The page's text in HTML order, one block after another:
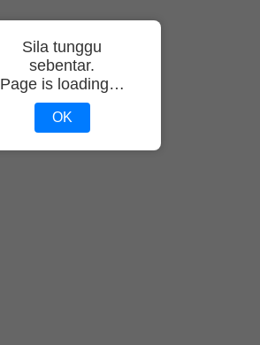
Sila tunggu
sebentar.
Page is loading…
OK